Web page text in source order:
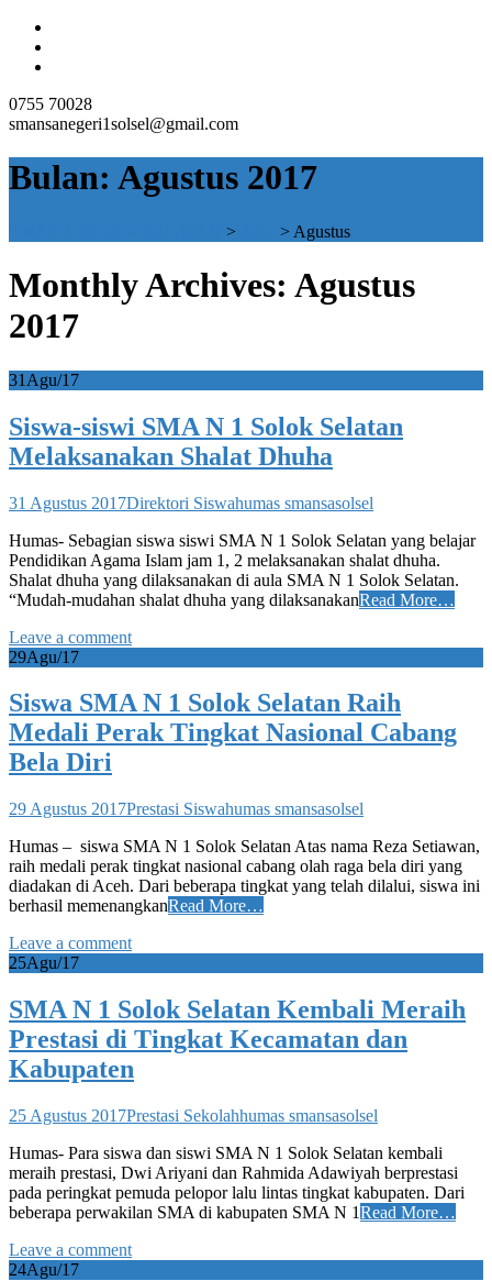
0755 70028
smansanegeri1solsel@gmail.com
Bulan: Agustus 2017
> > Agustus
Monthly Archives: Agustus
2017
31 Agu/17
Siswa-siswi SMA N 1 Solok Selatan
Melaksanakan Shalat Dhuha
31 Agustus 2017Direktori Siswahumas smansasolsel
Humas- Sebagian siswa siswi SMA N 1 Solok Selatan yang belajar
Pendidikan Agama Islam jam 1, 2 melaksanakan shalat dhuha.
Shalat dhuha yang dilaksanakan di aula SMA N 1 Solok Selatan.
“Mudah-mudahan shalat dhuha yang dilaksanakanRead More…
Leave a comment
29Agu/17
Siswa SMA N 1 Solok Selatan Raih
Medali Perak Tingkat Nasional Cabang
Bela Diri
29 Agustus 2017Prestasi Siswahumas smansasolsel
Humas – siswa SMA N 1 Solok Selatan Atas nama Reza Setiawan,
raih medali perak tingkat nasional cabang olah raga bela diri yang
diadakan di Aceh. Dari beberapa tingkat yang telah dilalui, siswa ini
berhasil memenangkanRead More…
Leave a comment
25Agu/17
SMA N 1 Solok Selatan Kembali Meraih
Prestasi di Tingkat Kecamatan dan
Kabupaten
25 Agustus 2017Prestasi Sekolahhumas smansasolsel
Humas- Para siswa dan siswi SMA N 1 Solok Selatan kembali
meraih prestasi, Dwi Ariyani dan Rahmida Adawiyah berprestasi
pada peringkat pemuda pelopor lalu lintas tingkat kabupaten. Dari
beberapa perwakilan SMA di kabupaten SMA N 1Read More…
Leave a comment
24Agu/17